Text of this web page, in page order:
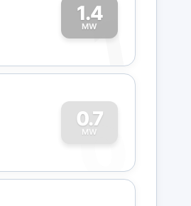
1.4
MW
1
0.7
MW
0